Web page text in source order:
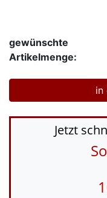
gewünschte
Artikelmenge:
Jetzt